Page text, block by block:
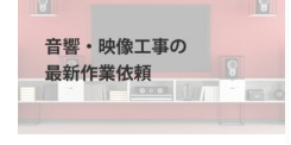
電話工事
音響・映像設備工事
保守メンテナンス代行